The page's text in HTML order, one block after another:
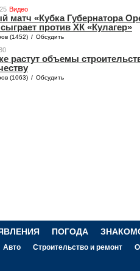
Видео
матч «Кубка Губернатора
против ХК «Кулагер»
(1452) / Обсудить
растут объемы
(1063) / Обсудить
ПОГОДА
Авто Строительство и ремонт